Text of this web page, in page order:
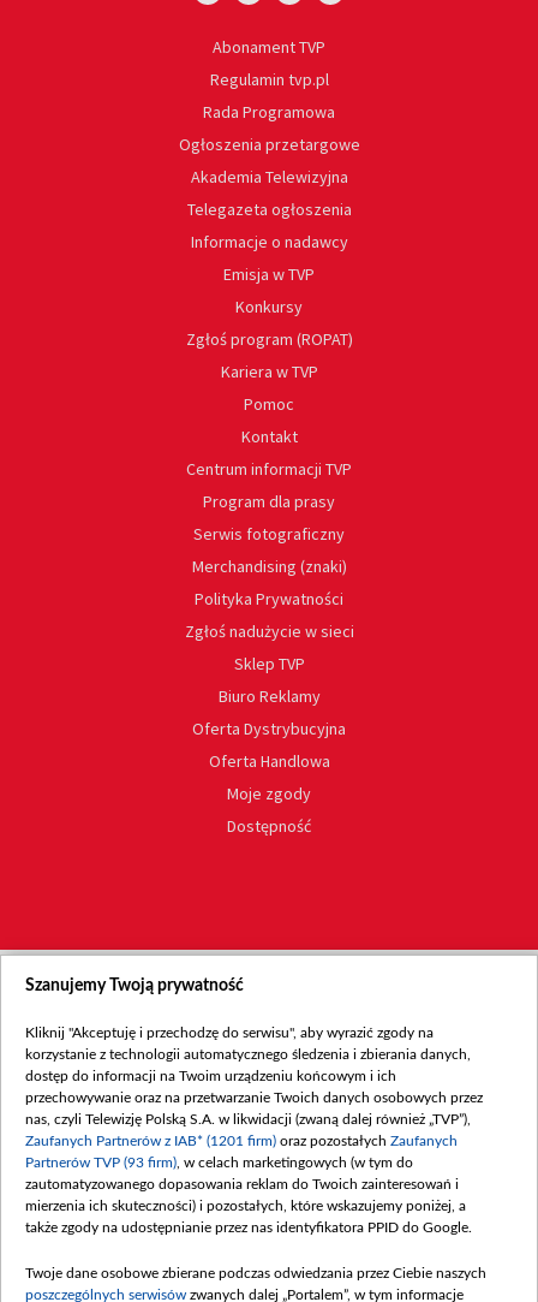
Abonament TVP
Regulamin tvp.pl
Rada Programowa
Ogłoszenia przetargowe
Akademia Telewizyjna
Telegazeta ogłoszenia
Informacje o nadawcy
Emisja w TVP
Konkursy
Zgłoś program (ROPAT)
Kariera w TVP
Pomoc
Kontakt
Centrum informacji TVP
Program dla prasy
Serwis fotograficzny
Merchandising (znaki)
Polityka Prywatności
Zgłoś nadużycie w sieci
Sklep TVP
Biuro Reklamy
Oferta Dystrybucyjna
Oferta Handlowa
Moje zgody
Dostępność
Szanujemy Twoją prywatność
Kliknij "Akceptuję i przechodzę do serwisu", aby wyrazić zgody na
korzystanie z technologii automatycznego śledzenia i zbierania danych,
dostęp do informacji na Twoim urządzeniu końcowym i ich
przechowywanie oraz na przetwarzanie Twoich danych osobowych przez
nas, czyli Telewizję Polską S.A. w likwidacji (zwaną dalej również „TVP”),
Zaufanych Partnerów z IAB* (1201 firm) oraz pozostałych Zaufanych
Partnerów TVP (93 firm) , w celach marketingowych (w tym do
zautomatyzowanego dopasowania reklam do Twoich zainteresowań i
mierzenia ich skuteczności) i pozostałych, które wskazujemy poniżej, a
także zgody na udostępnianie przez nas identyfikatora PPID do Google.
Twoje dane osobowe zbierane podczas odwiedzania przez Ciebie naszych
poszczególnych serwisów zwanych dalej „Portalem”, w tym informacje